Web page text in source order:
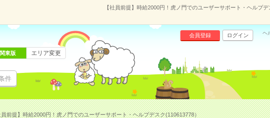
【社員前提】時給2000円！虎ノ門でのユーザーサポート・ヘルプ
件
会員登録 ログイン ヘ
関東版 エリア変更
前提】時給2000円！虎ノ門でのユーザーサポート・ヘルプデスク(110613778）